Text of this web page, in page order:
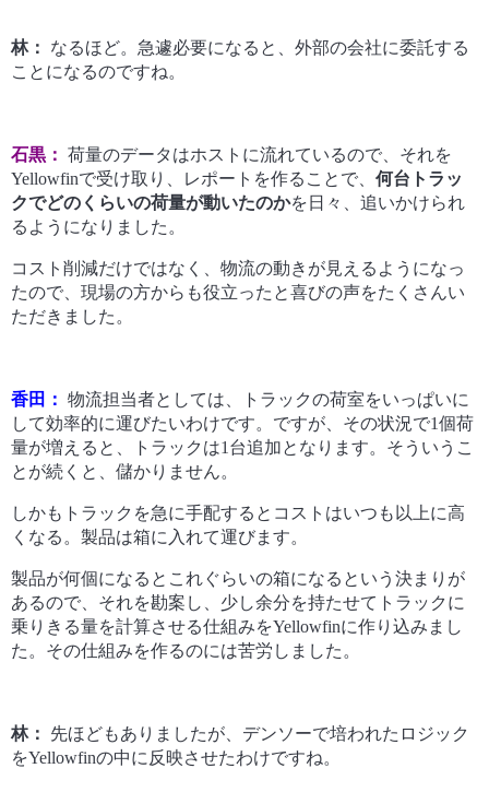
林：
なるほど。急遽必要になると、外部の会社に委託する
ことになるのですね。
石黒： 荷量のデータはホストに流れているので、それを
Yellowfinで受け取り、レポートを作ることで、 何台トラッ
クでどのくらいの荷量が動いたのかを日々、追いかけられ
るようになりました。
コスト削減だけではなく、物流の動きが見えるようになっ
たので、現場の方からも役立ったと喜びの声をたくさんい
ただきました。
香田： 物流担当者としては、トラックの荷室をいっぱいに
して効率的に運びたいわけです。 ですが、その状況で1個荷
量が増えると、トラックは1台追加となります。そういうこ
とが続くと、儲かりません。
しかもトラックを急に手配するとコストはいつも以上に高
くなる。製品は箱に入れて運びます。
製品が何個になるとこれぐらいの箱になるという決まりが
あるので、それを勘案し、少し余分を持たせてトラックに
乗りきる量を計算させる仕組みをYellowfinに作り込みまし
た。その仕組みを作るのには苦労しました。
林：
先ほどもありましたが、デンソーで培われたロジック
をYellowfinの中に反映させたわけですね。